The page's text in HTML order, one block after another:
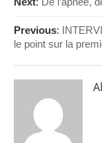
Previous:
le point sur la